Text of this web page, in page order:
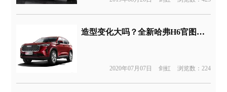
造型变化大吗？全新哈弗H6官图发布，下月将上市
2020年07月07日 剑虹 浏览数：224